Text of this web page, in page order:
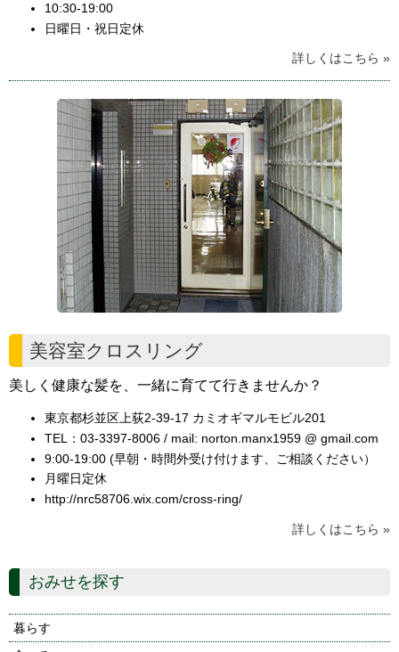
10:30-19:00
日曜日・祝日定休
詳しくはこちら »
美容室クロスリング
美しく健康な髪を、一緒に育てて行きませんか？
東京都杉並区上荻2-39-17 カミオギマルモビル201
TEL：03-3397-8006 / mail: norton.manx1959 @ gmail.com
9:00-19:00 (早朝・時間外受け付けます、ご相談ください）
月曜日定休
http://nrc58706.wix.com/cross-ring/
詳しくはこちら »
おみせを探す
暮らす